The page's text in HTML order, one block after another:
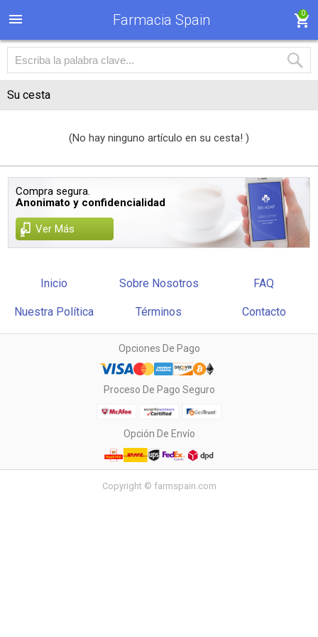
Farmacia Spain 0
Su cesta
(No hay ninguno artículo en su cesta! )
Compra segura.
Anonimato y confidencialidad
Ver Más
Inicio Sobre Nosotros FAQ
Nuestra Política Términos Contacto
Opciones De Pago
Proceso De Pago Seguro
Opción De Envío
Copyright © farmspain.com